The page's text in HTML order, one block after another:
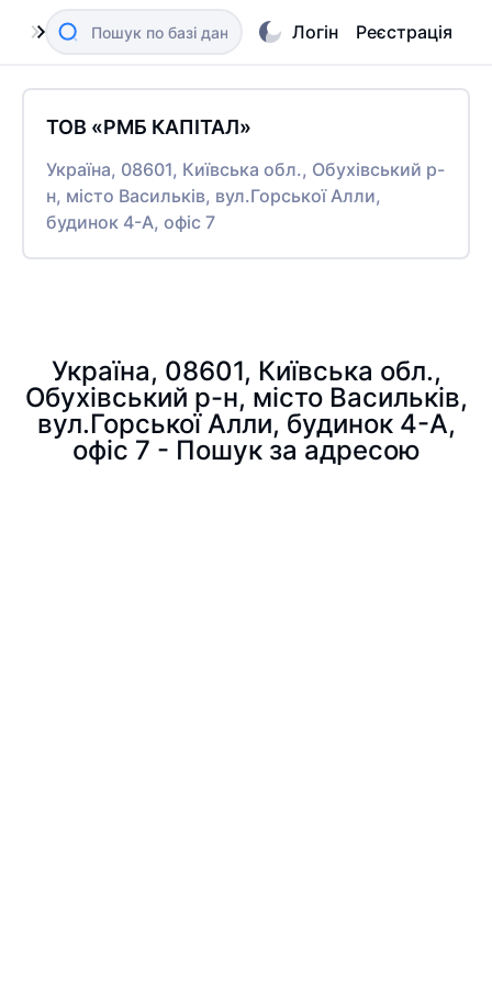
Логін Реєстрація
ТОВ «РМБ КАПІТАЛ»
Україна, 08601, Київська обл., Обухівський р-
н, місто Васильків, вул.Горської Алли,
будинок 4-А, офіс 7
Україна, 08601, Київська обл.,
Обухівський р-н, місто Васильків,
вул.Горської Алли, будинок 4-А,
офіс 7 - Пошук за адресою